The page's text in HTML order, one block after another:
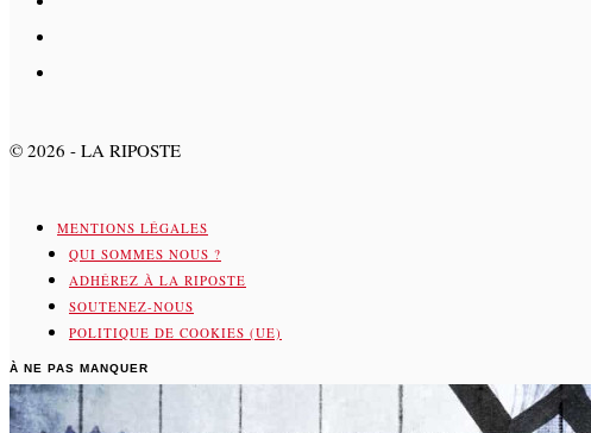
© 2026 - LA RIPOSTE
MENTIONS LÉGALES
QUI SOMMES NOUS ?
ADHÉREZ À LA RIPOSTE
SOUTENEZ-NOUS
POLITIQUE DE COOKIES (UE)
À NE PAS MANQUER